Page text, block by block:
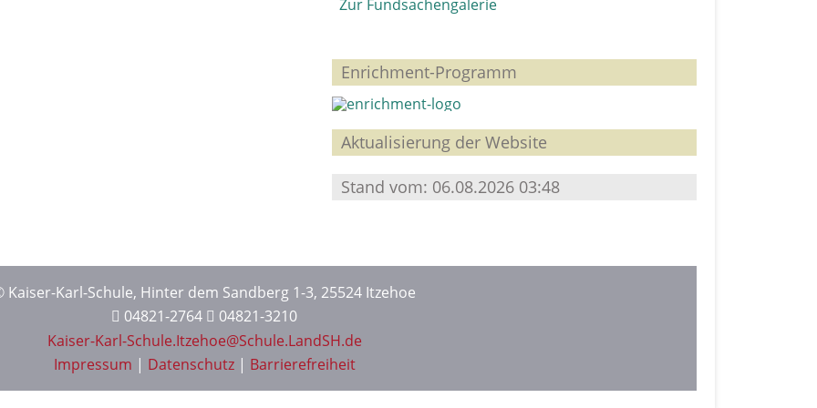
Zur Fundsachengalerie
Enrichment-Programm
Aktualisierung der Website
Stand vom: 06.08.2026 03:48
Kaiser-Karl-Schule, Hinter dem Sandberg 1-3, 25524 Itzehoe
04821-2764
04821-3210
Kaiser-Karl-Schule.Itzehoe@Schule.LandSH.de
Impressum | Datenschutz| Barrierefreiheit